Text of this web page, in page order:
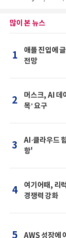
많이 본 뉴스
1
애플 진입에
전망
2
머스크, AI 데
목’ 요구
3
AI·클라우드
항'
4
여기어때, 리
경쟁력 강화
AWS 성장에